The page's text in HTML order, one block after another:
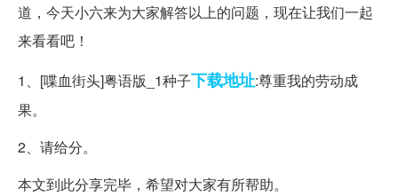
道，今天小六来为大家解答以上的问题，现在让我们一起
来看看吧！
1、[喋血街头]粤语版_1种子下载地址:尊重我的劳动成
果。
2、请给分。
本文到此分享完毕，希望对大家有所帮助。